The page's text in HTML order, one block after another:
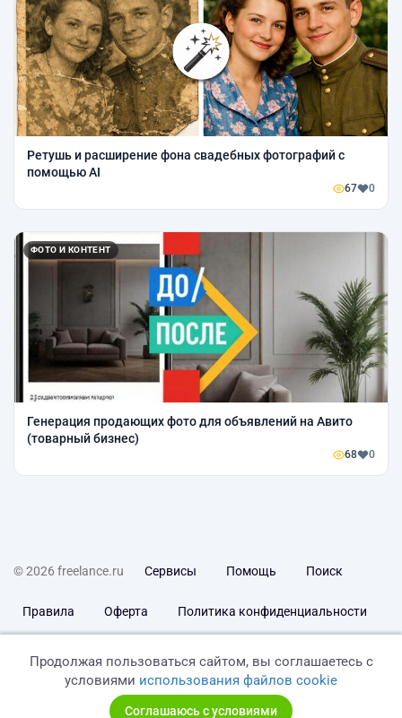
Ретушь и расширение фона свадебных фотографий с
помощью AI
67 0
ФОТО И КОНТЕНТ
Генерация продающих фото для объявлений на Авито
(товарный бизнес)
68 0
© 2026 freelance.ru Сервисы Помощь Поиск
Правила Оферта Политика конфиденциальности
Продолжая пользоваться сайтом, вы соглашаетесь с
условиями использования файлов cookie
Соглашаюсь с условиями